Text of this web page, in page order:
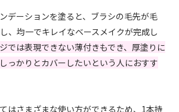
デーションを塗ると、ブラシの毛先が毛
、均一でキレイなベースメイクが完成し
では表現できない薄付きもでき、厚塗りに
っかりとカバーしたいという人におすす
はさまざまな使い方ができるため、1本持